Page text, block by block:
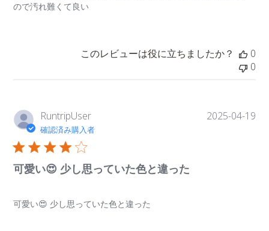
ので汚れ難くて良い
このレビューは役に立ちましたか？
0
0
RuntripUser
確認済み購入者
可愛い😍 少し思っていた色と違った
可愛い😍 少し思っていた色と違った
公
2025-04-19